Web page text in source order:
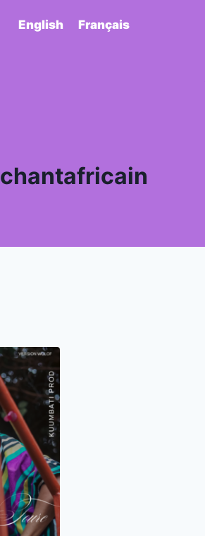
English Français
chantafricain